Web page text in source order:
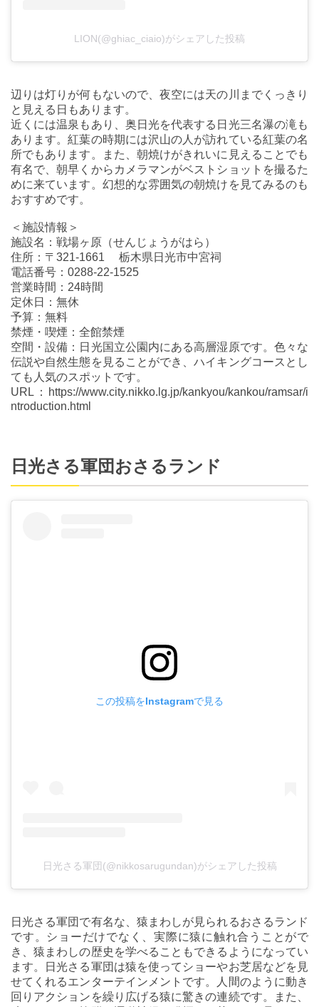
LION(@ghiac_ciaio)がシェアした投稿
辺りは灯りが何もないので、夜空には天の川までくっきり
と見える日もあります。
近くには温泉もあり、奥日光を代表する日光三名瀑の滝も
あります。紅葉の時期には沢山の人が訪れている紅葉の名
所でもあります。また、朝焼けがきれいに見えることでも
有名で、朝早くからカメラマンがベストショットを撮るた
めに来ています。幻想的な雰囲気の朝焼けを見てみるのも
おすすめです。
＜施設情報＞
施設名：戦場ヶ原（せんじょうがはら）
住所：〒321-1661 栃木県日光市中宮祠
電話番号：0288-22-1525
営業時間：24時間
定休日：無休
予算：無料
禁煙・喫煙：全館禁煙
空間・設備：日光国立公園内にある高層湿原です。色々な
伝説や自然生態を見ることができ、ハイキングコースとし
ても人気のスポットです。
URL：https://www.city.nikko.lg.jp/kankyou/kankou/ramsar/i
ntroduction.html
日光さる軍団おさるランド
この投稿をInstagramで見る
日光さる軍団(@nikkosarugundan)がシェアした投稿
日光さる軍団で有名な、猿まわしが見られるおさるランド
です。ショーだけでなく、実際に猿に触れ合うことがで
き、猿まわしの歴史を学べることもできるようになってい
ます。日光さる軍団は猿を使ってショーやお芝居などを見
せてくれるエンターテインメントです。人間のように動き
回りアクションを繰り広げる猿に驚きの連続です。また、